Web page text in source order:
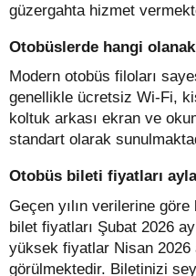
güzergahta hizmet
Otobüslerde hangi
Modern otobüs filoları
genellikle ücretsiz Wi-Fi,
koltuk arkası ekran ve
standart olarak
Otobüs bileti fiyatları
Geçen yılın verilerine
bilet fiyatları Şubat 2026
yüksek fiyatlar Nisan 2026
görülmektedir. Biletinizi